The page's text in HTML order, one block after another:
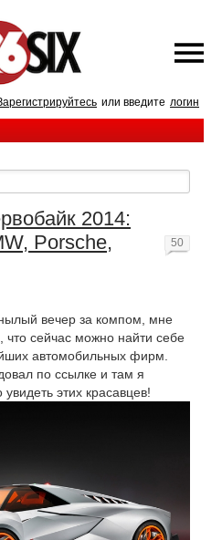
или введите логин
2014:
Porsche,
вечер за компом, мне
сейчас можно найти себе
автомобильных фирм.
по ссылке и там я
этих красавцев!
50